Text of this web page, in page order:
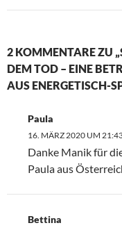
2 KOMMENTARE ZU
DEM TOD – EINE
AUS ENERGETISCH-
Paula
16. MÄRZ 2020 UM
Danke Manik für
Paula aus
Bettina